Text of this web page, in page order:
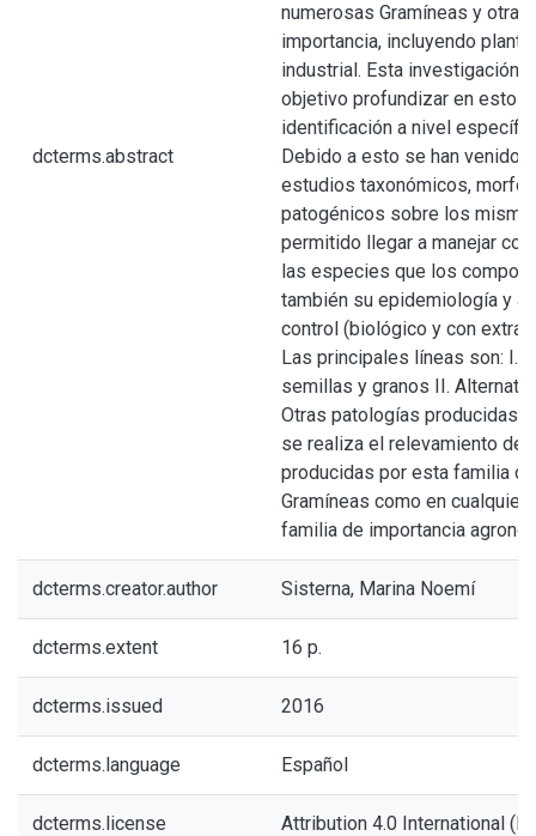
dcterms.abstract
numerosas Gramíneas y
importancia, incluyendo
industrial. Esta investigación
objetivo profundizar en estos
identificación a nivel
Debido a esto se han venido
estudios taxonómicos,
patogénicos sobre los
permitido llegar a manejar
las especies que los
también su epidemiología y
control (biológico y con
Las principales líneas son: I.
semillas y granos II.
Otras patologías producidas
se realiza el relevamiento de
producidas por esta familia
Gramíneas como en
familia de importancia
dcterms.creator.author Sisterna, Marina Noemí
dcterms.extent 16 p.
dcterms.issued 2016
dcterms.language Español
dcterms.license Attribution 4.0 International